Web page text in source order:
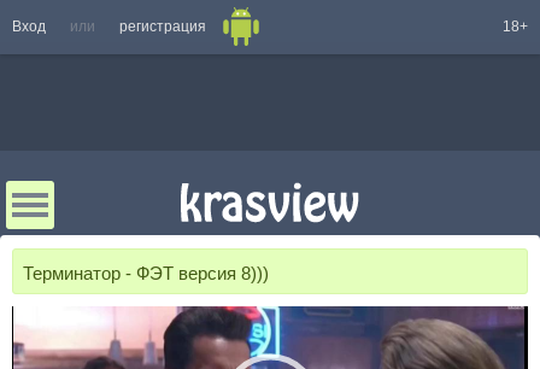
Вход или регистрация 18+
Терминатор - ФЭТ версия 8)))